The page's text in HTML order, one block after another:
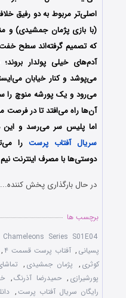
اصلی‌تر مربوط به دو رفیق
(با بازی پژمان جمشیدی) و
که تصمیم گرفته‌اند سطح
آدم‌های خیلی پولدار
می‌پوشد و کنار خیابان
می‌رود و یک پورشه منوچ را
آن‌ها راه می‌افتد تا در فرصت
اما پلیس سر می‌رسد و این
سریال آفتاب پرسترا
دوستی‌ها با مصرف اینترنت نیم
در حال بارگذاری پخش کننده...
برچسب ها
Chameleons Series S01E04
پسیانی , آفتاب پرست قسمت ۴ ,
کوثری , پژمان جمشیدی ,
پورشیرازی , حمیدرضا آذرنگ,
رایگان سریال آفتاب پرست,